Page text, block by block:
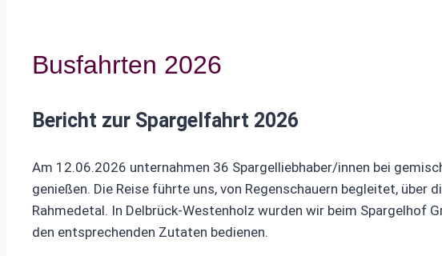
Busfahrten 2026
Bericht zur Spargelfahrt 2026
Am 12.06.2026 unternahmen 36 Spargelliebhaber/innen bei
genießen. Die Reise führte uns, von Regenschauern begleitet,
Rahmedetal. In Delbrück-Westenholz wurden wir beim Spargelhof
den entsprechenden Zutaten bedienen.